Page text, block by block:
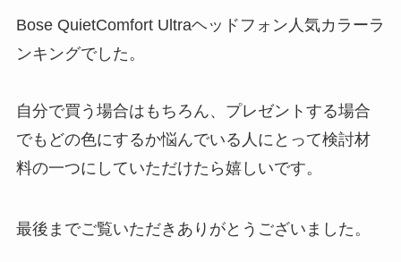
Bose QuietComfort Ultraヘッドフォン人気カラーラ
ンキングでした。
自分で買う場合はもちろん、プレゼントする場合
でもどの色にするか悩んでいる人にとって検討材
料の一つにしていただけたら嬉しいです。
最後までご覧いただきありがとうございました。